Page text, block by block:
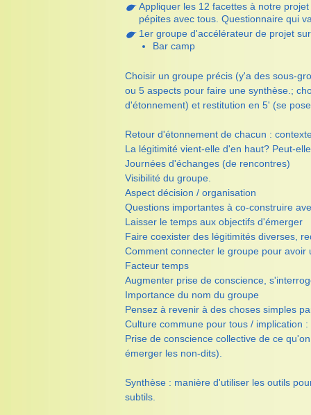
Appliquer les 12 facettes à notre
pépites avec tous. Questionnaire qui
1er groupe d'accélérateur de projet
Bar camp
Choisir un groupe précis (y'a des sous-
ou 5 aspects pour faire une synthèse.;
d'étonnement) et restitution en 5' (se
Retour d'étonnement de chacun :
La légitimité vient-elle d'en haut? Peut-
Journées d'échanges (de rencontres)
Visibilité du groupe.
Aspect décision / organisation
Questions importantes à co-construire
Laisser le temps aux objectifs d'émerger
Faire coexister des légitimités diverses,
Comment connecter le groupe pour
Facteur temps
Augmenter prise de conscience,
Importance du nom du groupe
Pensez à revenir à des choses simples
Culture commune pour tous / implication
Prise de conscience collective de ce
émerger les non-dits).
Synthèse : manière d'utiliser les outils
subtils.